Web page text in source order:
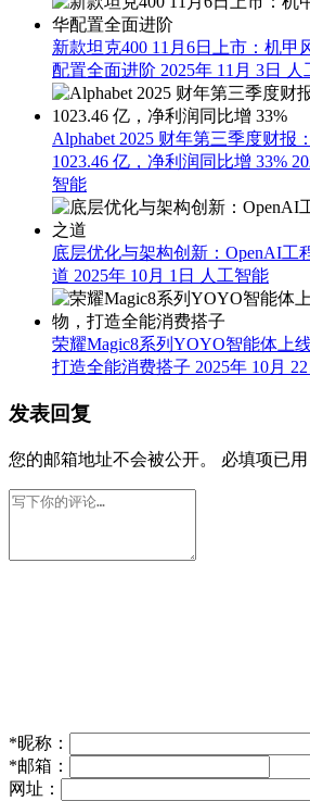
新款坦克400 11月6日上市：机甲
配置全面进阶 2025年 11月 3日 人
Alphabet 2025 财年第三季度财报
1023.46 亿，净利润同比增 33%
智能
底层优化与架构创新：OpenAI工
道 2025年 10月 1日 人工智能
荣耀Magic8系列YOYO智能体上
打造全能消费搭子 2025年 10月 22
发表回复
您的邮箱地址不会被公开。 必填项已用
*昵称：
*邮箱：
网址：